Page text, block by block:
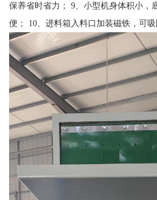
保养省时省力； 9、小型机身体积小，
便； 10、进料箱入料口加装磁铁，可吸